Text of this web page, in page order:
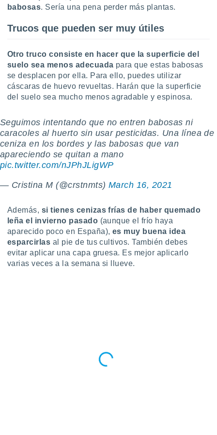
perfiles
utilizar
crear un
uso de
la
contenido
el
del
de
o a través
de
de
uso de
con el
e
babosas. Sería una pena perder más plantas.
Trucos que pueden ser muy útiles
Otro truco consiste en hacer que la superficie del
suelo sea menos adecuada para que estas babosas
se desplacen por ella. Para ello, puedes utilizar
cáscaras de huevo revueltas. Harán que la superficie
del suelo sea mucho menos agradable y espinosa.
Seguimos intentando que no entren babosas ni
caracoles al huerto sin usar pesticidas. Una línea de
ceniza en los bordes y las babosas que van
apareciendo se quitan a mano
pic.twitter.com/nJPhJLigWP
— Cristina M (@crstnmts) March 16, 2021
Además, si tienes cenizas frías de haber quemado
leña el invierno pasado (aunque el frío haya
aparecido poco en España), es muy buena idea
esparcirlas al pie de tus cultivos. También debes
evitar aplicar una capa gruesa. Es mejor aplicarlo
varias veces a la semana si llueve.